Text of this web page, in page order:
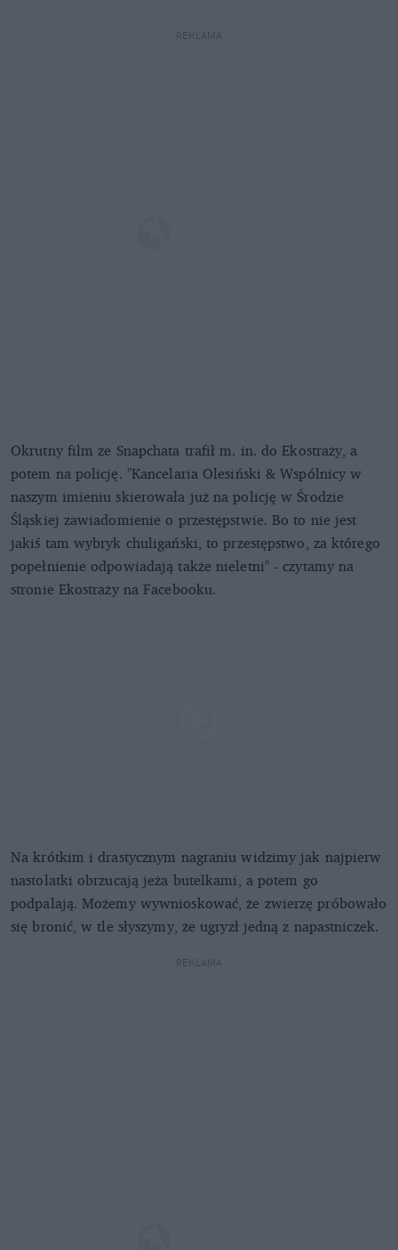
REKLAMA
Okrutny film ze Snapchata trafił m. in. do Ekostraży, a
potem na policję. "Kancelaria Olesiński & Wspólnicy w
naszym imieniu skierowała już na policję w Środzie
Śląskiej zawiadomienie o przestępstwie. Bo to nie jest
jakiś tam wybryk chuligański, to przestępstwo, za którego
popełnienie odpowiadają także nieletni" - czytamy na
stronie Ekostraży na Facebooku.
Na krótkim i drastycznym nagraniu widzimy jak najpierw
nastolatki obrzucają jeża butelkami, a potem go
podpalają. Możemy wywnioskować, że zwierzę próbowało
się bronić, w tle słyszymy, że ugryzł jedną z napastniczek.
REKLAMA